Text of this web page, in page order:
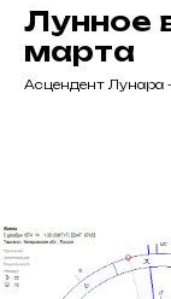
Лунное
марта
Асцендент Лунара